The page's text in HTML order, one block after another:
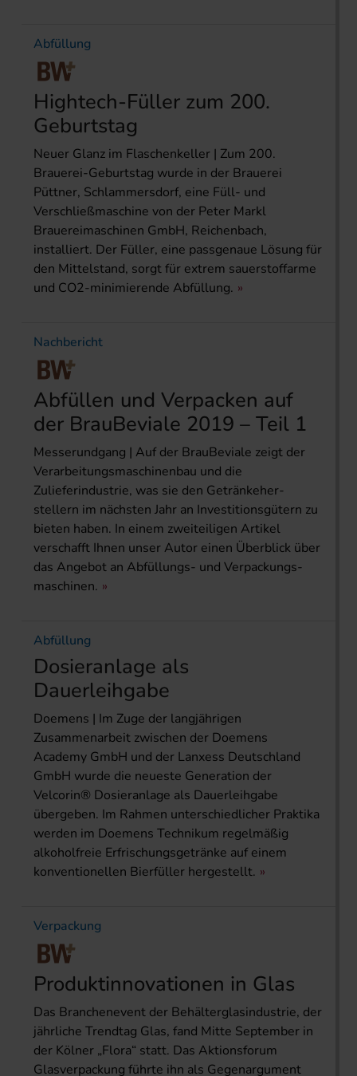
Abfüllung
Hightech-Füller zum 200.
Geburtstag
Neuer Glanz im Flaschenkeller | Zum 200.
Brauerei-Geburtstag wurde in der Brauerei
Püttner, Schlammersdorf, eine Füll- und
Verschließmaschine von der Peter Markl
Brauereima­schinen GmbH, Reichenbach,
installiert. Der Füller, eine passgenaue Lösung für
den Mittelstand, sorgt für extrem sauerstoffarme
und CO2-minimierende Abfüllung.
Nachbericht
Abfüllen und Verpacken auf
der BrauBeviale 2019 – Teil 1
Messerundgang | Auf der BrauBeviale zeigt der
Verarbeitungs­maschinenbau und die
Zulieferindustrie, was sie den Getränkeher­
stellern im nächsten Jahr an Investitionsgütern zu
bieten haben. In einem zweiteiligen Artikel
verschafft Ihnen unser Autor einen Überblick über
das Angebot an Abfüllungs- und Verpackungs­
maschinen.
Abfüllung
Dosieranlage als
Dauerleihgabe
Doemens | Im Zuge der langjährigen
Zusammenarbeit zwischen der Doemens
Academy GmbH und der Lanxess Deutschland
GmbH wurde die neueste Generation der
Velcorin® Dosieranlage als Dauerleihgabe
übergeben. Im Rahmen unterschiedlicher Praktika
werden im Doemens Technikum regelmäßig
alkoholfreie Erfrischungsgetränke auf einem
konventionellen Bierfüller hergestellt.
Verpackung
Produktinnovationen in Glas
Das Branchenevent der Behälterglasindustrie, der
jährliche Trendtag Glas, fand Mitte September in
der Kölner „Flora“ statt. Das Aktionsforum
Glasverpackung führte ihn als Gegenargument